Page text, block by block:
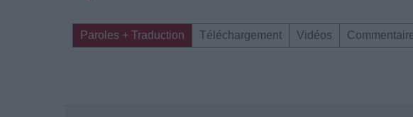
Paroles + Traduction Téléchargement Vidéos